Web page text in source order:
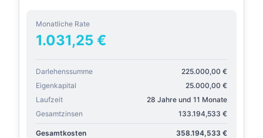
Monatliche Rate
1.031,25 €
Darlehenssumme 225.000,00 €
Eigenkapital
25.000,00 €
Laufzeit
28 Jahre und 11 Monate
Gesamtzinsen
133.194,533 €
Gesamtkosten 358.194,533 €